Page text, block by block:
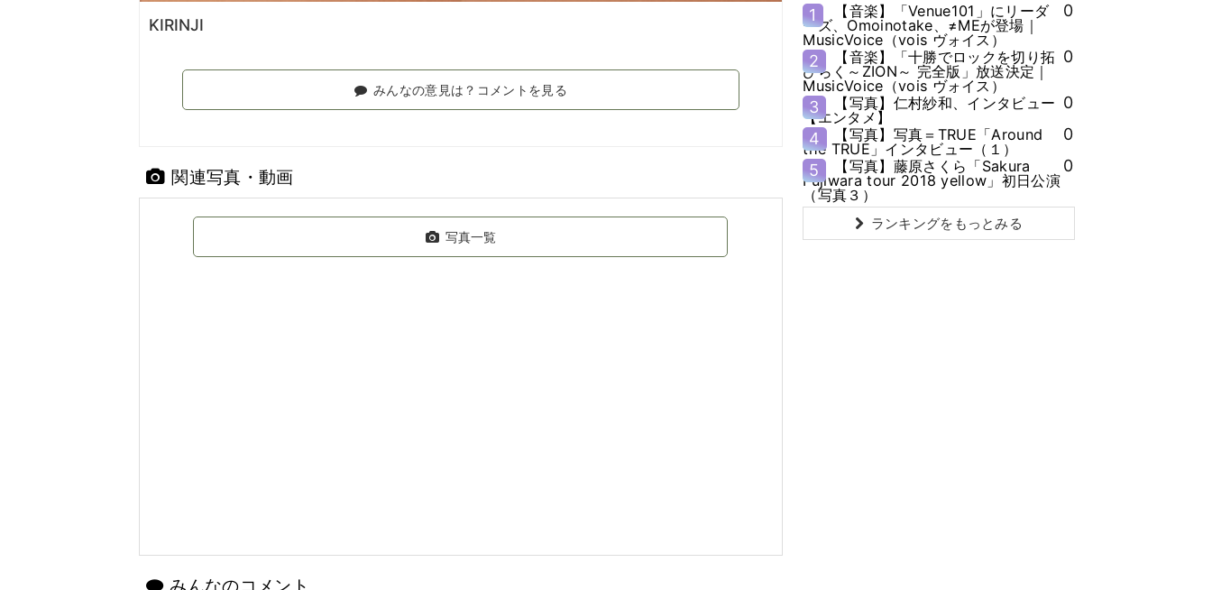
KIRINJI
みんなの意見は？コメントを見る
関連写真・動画
写真一覧
みんなのコメント
1
【音楽】「Venue101」にリーダ
ーズ、Omoinotake、≠MEが登場｜
MusicVoice（vois ヴォイス）
0
2
【音楽】「十勝でロックを切り拓
ひらく～ZION～ 完全版」放送決定｜
MusicVoice（vois ヴォイス）
0
3
【写真】仁村紗和、インタビュー
【エンタメ】
0
4
【写真】写真＝TRUE「Around
the TRUE」インタビュー（１）
0
5
【写真】藤原さくら「Sakura
Fujiwara tour 2018 yellow」初日公演
（写真３）
0
ランキングをもっとみる